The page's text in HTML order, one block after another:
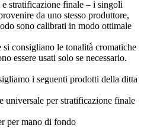
stratificazione finale – i singoli
da uno stesso produttore,
sono calibrati in modo ottimale
si consigliano le tonalità cromatiche
essere usati solo se necessario.
i seguenti prodotti della ditta
per stratificazione finale
per mano di fondo